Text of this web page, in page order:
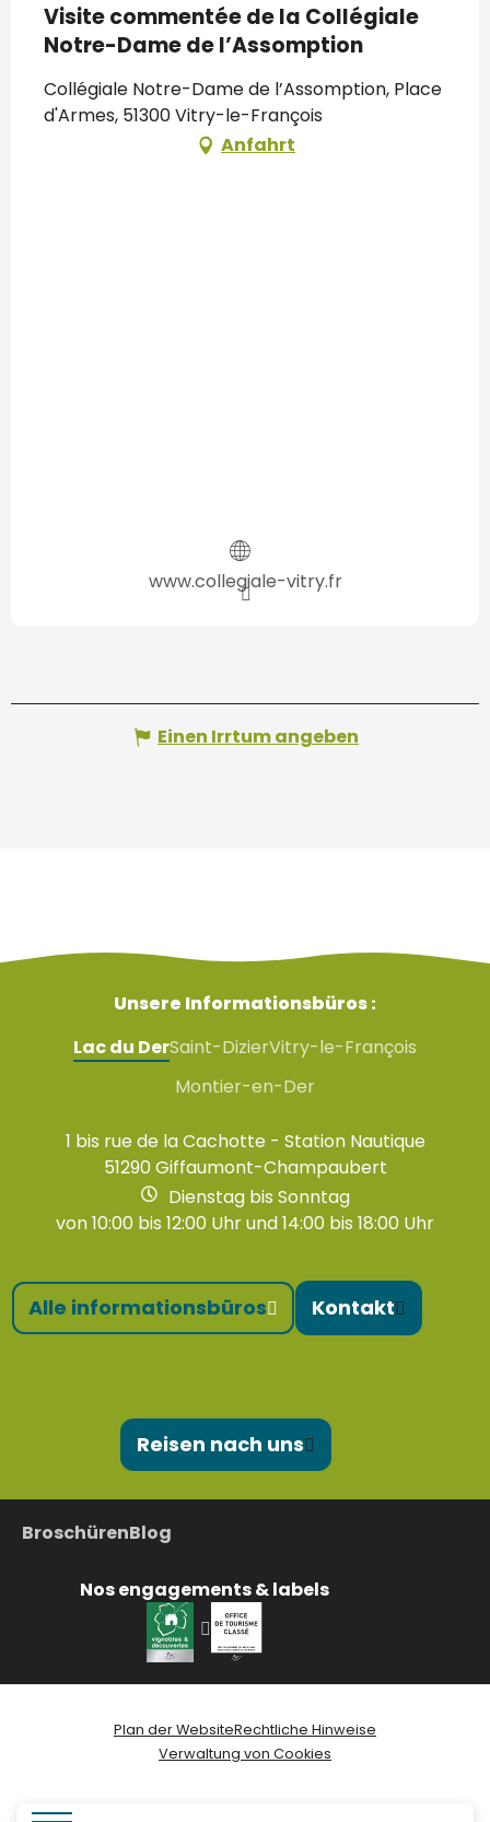
Visite commentée de la Collégiale
Notre-Dame de l’Assomption
Collégiale Notre-Dame de l’Assomption, Place
d'Armes, 51300 Vitry-le-François
Anfahrt
www.collegiale-vitry.fr
Einen Irrtum angeben
Unsere Informationsbüros :
Lac du DerSaint-DizierVitry-le-François
Montier-en-Der
1 bis rue de la Cachotte - Station Nautique
51290 Giffaumont-Champaubert
Dienstag bis Sonntag
von 10:00 bis 12:00 Uhr und 14:00 bis 18:00 Uhr
Alle informationsbüros Kontakt
Reisen nach uns
BroschürenBlog
Nos engagements & labels
Plan der WebsiteRechtliche Hinweise
Verwaltung von Cookies